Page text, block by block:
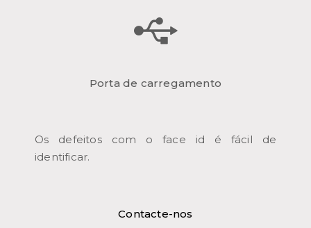
Porta de carregamento
Os defeitos com o face id é fácil de
identificar.
Contacte-nos